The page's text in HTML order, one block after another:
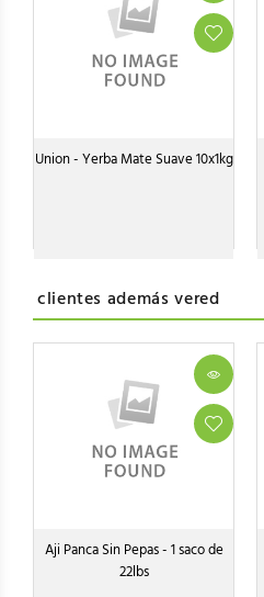
Union - Yerba Mate Suave 10x1kg
clientes además vered
Aji Panca Sin Pepas - 1 saco de
22lbs